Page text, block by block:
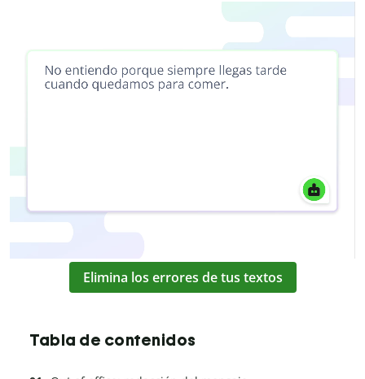
Elimina los errores de tus textos
Tabla de contenidos